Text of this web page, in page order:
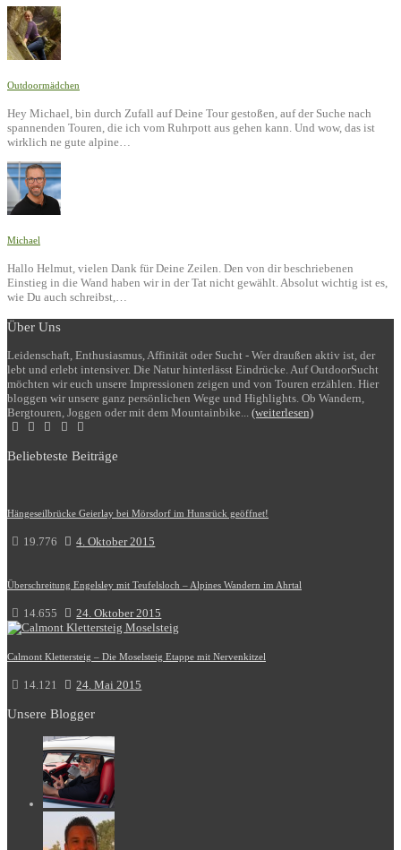
Outdoormädchen
Hey Michael, bin durch Zufall auf Deine Tour gestoßen, auf der Suche nach
spannenden Touren, die ich vom Ruhrpott aus gehen kann. Und wow, das ist
wirklich ne gute alpine…
Michael
Hallo Helmut, vielen Dank für Deine Zeilen. Den von dir beschriebenen
Einstieg in die Wand haben wir in der Tat nicht gewählt. Absolut wichtig ist es,
wie Du auch schreibst,…
Über Uns
Leidenschaft, Enthusiasmus, Affinität oder Sucht - Wer draußen aktiv ist, der
lebt und erlebt intensiver. Die Natur hinterlässt Eindrücke. Auf OutdoorSucht
möchten wir euch unsere Impressionen zeigen und von Touren erzählen. Hier
bloggen wir unsere ganz persönlichen Wege und Highlights. Ob Wandern,
Bergtouren, Joggen oder mit dem Mountainbike... (weiterlesen)
Beliebteste Beiträge
Hängeseilbrücke Geierlay bei Mörsdorf im Hunsrück geöffnet!
19.776 4. Oktober 2015
Überschreitung Engelsley mit Teufelsloch – Alpines Wandern im Ahrtal
14.655 24. Oktober 2015
Calmont Klettersteig – Die Moselsteig Etappe mit Nervenkitzel
14.121 24. Mai 2015
Unsere Blogger